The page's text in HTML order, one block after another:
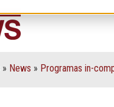
» News » Programas in-